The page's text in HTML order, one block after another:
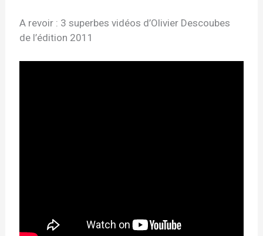
A revoir : 3 superbes vidéos d’Olivier Descoubes
de l’édition 2011